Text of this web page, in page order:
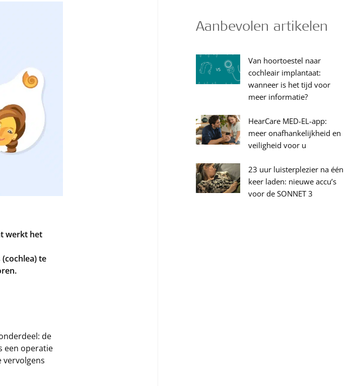
werkt het
te
de
een operatie
vervolgens
Aanbevolen artikelen
Van hoortoestel naar
cochleair implantaat:
wanneer is het tijd voor
meer informatie?
HearCare MED-EL-app:
meer onafhankelijkheid en
veiligheid voor u
23 uur luisterplezier na één
keer laden: nieuwe accu’s
voor de SONNET 3